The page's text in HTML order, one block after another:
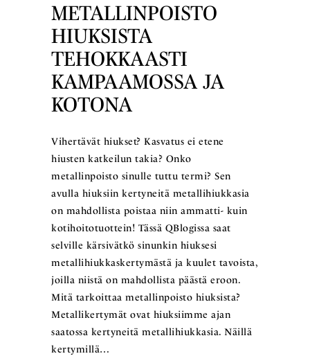
METALLINPOISTO
HIUKSISTA
TEHOKKAASTI
KAMPAAMOSSA JA
KOTONA
Vihertävät hiukset? Kasvatus ei etene
hiusten katkeilun takia? Onko
metallinpoisto sinulle tuttu termi? Sen
avulla hiuksiin kertyneitä metallihiukkasia
on mahdollista poistaa niin ammatti- kuin
kotihoitotuottein! Tässä QBlogissa saat
selville kärsivätkö sinunkin hiuksesi
metallihiukkaskertymästä ja kuulet tavoista,
joilla niistä on mahdollista päästä eroon.
Mitä tarkoittaa metallinpoisto hiuksista?
Metallikertymät ovat hiuksiimme ajan
saatossa kertyneitä metallihiukkasia. Näillä
kertymillä…